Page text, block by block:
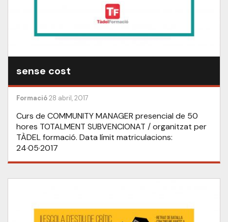
sense cost
Formació28 abril, 2017
Curs de COMMUNITY MANAGER presencial de 50
hores TOTALMENT SUBVENCIONAT / organitzat per
TÀDEL formació. Data límit matriculacions:
24·05·2017